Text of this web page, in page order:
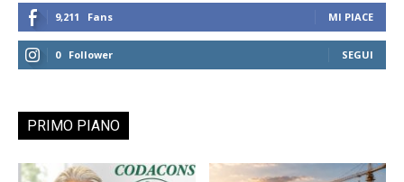
9,211 Fans MI PIACE
0 Follower SEGUI
PRIMO PIANO